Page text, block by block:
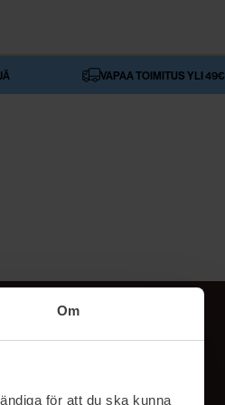
Om
för att du ska kunna
VAPAA TOIMITUS YLI 49€
SEURAA MEITÄ